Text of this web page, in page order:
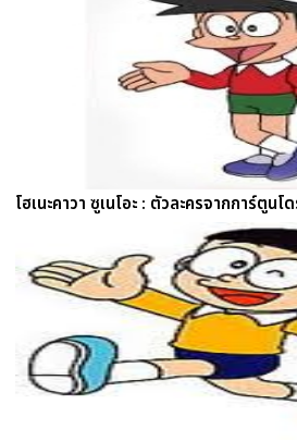
โฮเนะคาวา ซูเนโอะ : ตัวละครจากการ์ตูนโ